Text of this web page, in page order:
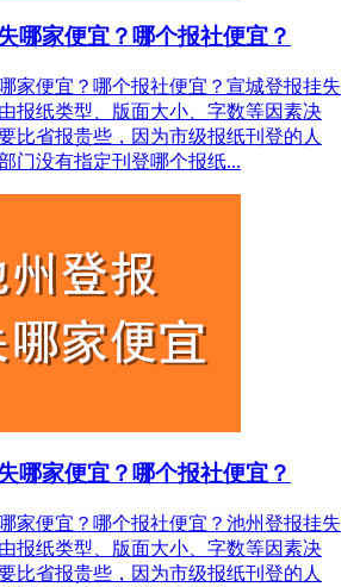
哪家便宜？哪个报社便宜？
家便宜？哪个报社便宜？宣城登报挂失
报纸类型、版面大小、字数等因素决
比省报贵些，因为市级报纸刊登的人
门没有指定刊登哪个报纸...
哪家便宜？哪个报社便宜？
家便宜？哪个报社便宜？池州登报挂失
报纸类型、版面大小、字数等因素决
比省报贵些，因为市级报纸刊登的人